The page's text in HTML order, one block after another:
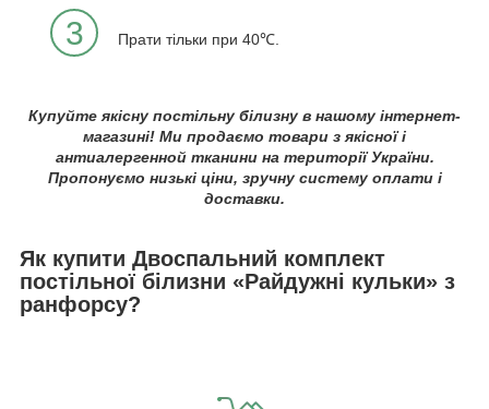
3 Прати тільки при 40℃.
Купуйте якісну постільну білизну в нашому інтернет-
магазині! Ми продаємо товари з якісної і
антиалергенной тканини на території України.
Пропонуємо низькі ціни, зручну систему оплати і
доставки.
Як купити Двоспальний комплект
постільної білизни «Райдужні кульки» з
ранфорсу?